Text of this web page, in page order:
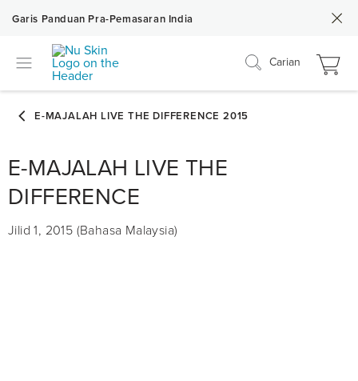
Garis Panduan Pra-Pemasaran India
Carian
E-MAJALAH LIVE THE
DIFFERENCE
Jilid 1, 2015 (Bahasa Malaysia)